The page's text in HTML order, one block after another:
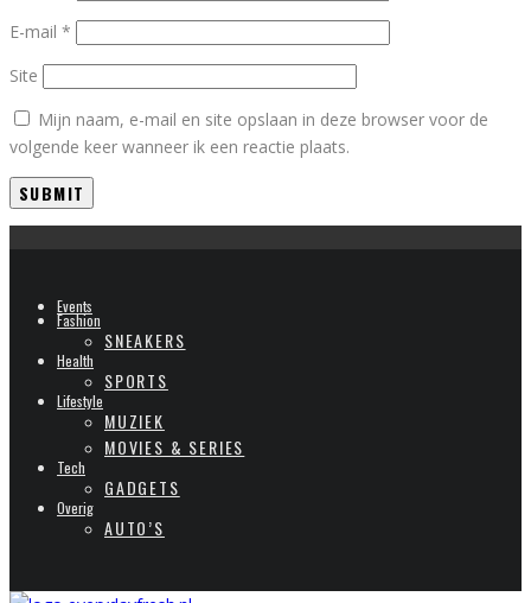
E-mail *
Site
Mijn naam, e-mail en site opslaan in deze browser voor de
volgende keer wanneer ik een reactie plaats.
Events
Fashion
SNEAKERS
Health
SPORTS
Lifestyle
MUZIEK
MOVIES & SERIES
Tech
GADGETS
Overig
AUTO’S